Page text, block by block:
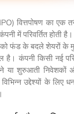
वित्तपोषण का एक
में परिवर्तित होती
फंड के बदले शेयरों के
कंपनी किसी नई
या शुरुआती निवेशकों
उद्देश्यों के लिए